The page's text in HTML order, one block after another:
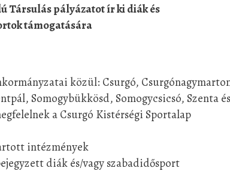
Társulás pályázatot ír ki diák és
támogatására
közül: Csurgó,
Somogybükkösd, Somogycsicsó, Szenta és
a Csurgó Kistérségi Sportalap
intézmények
diák és/vagy szabadidősport